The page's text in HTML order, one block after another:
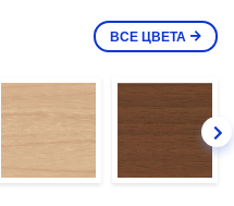
ВСЕ ЦВЕТА